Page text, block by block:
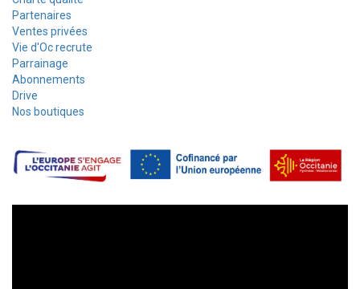
Partenaires
Ventes privées
Vie d'Oc recrute
Parrainage
Abonnements
Drive
Nos boutiques